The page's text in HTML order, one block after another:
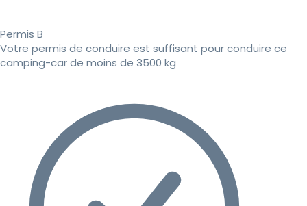
Permis B
Votre permis de conduire est suffisant pour conduire ce
camping-car de moins de 3500 kg